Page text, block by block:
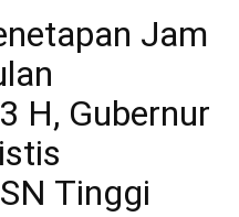
Jam
H, Gubernur
Tinggi